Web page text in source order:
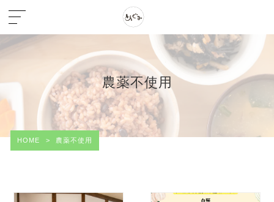
農薬不使用
HOME > 農薬不使用